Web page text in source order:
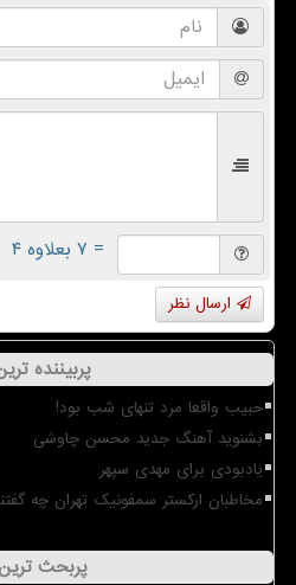
= ۷ بعلاوه ۴
ارسال نظر
پربیننده
حبیب واقعا مرد تنهای شب بود!
بشنوید آهنگ جدید محسن چاوشی
یادبودی برای مهدی سپهر
مخاطبان ارکستر سمفونیک تهران چه
پربحث